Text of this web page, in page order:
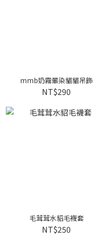
mmb奶霧暈染貓貓吊飾
NT$290
毛茸茸水貂毛襪套
NT$250